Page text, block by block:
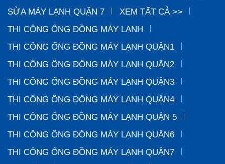
SỬA MÁY LẠNH QUẬN 7
XEM TẤT CẢ >>
THI CÔNG ỐNG ĐỒNG MÁY LẠNH
THI CÔNG ỐNG ĐỒNG MÁY LẠNH QUẬN1
THI CÔNG ỐNG ĐỒNG MÁY LẠNH QUẬN2
THI CÔNG ỐNG ĐỒNG MÁY LẠNH QUẬN3
THI CÔNG ỐNG ĐỒNG MÁY LẠNH QUẬN4
THI CÔNG ỐNG ĐỒNG MÁY LẠNH QUẬN 5
THI CÔNG ỐNG ĐỒNG MÁY LẠNH QUẬN6
THI CÔNG ỐNG ĐỒNG MÁY LẠNH QUẬN7